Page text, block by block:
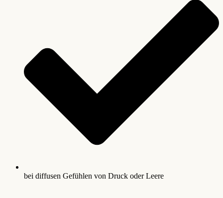
bei diffusen Gefühlen von Druck oder Leere